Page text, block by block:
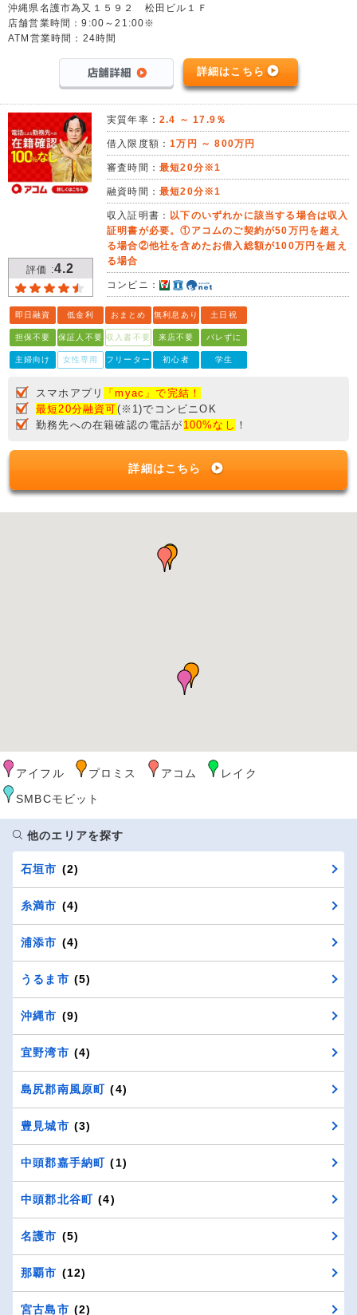
沖縄県名護市為又１５９２ 松田ビル１Ｆ
店舗営業時間：9:00～21:00※
ATM営業時間：24時間
詳細はこちら
評価 :4.2
実質年率： 2.4 ～ 17.9％
借入限度額：1万円 ～ 800万円
審査時間： 最短20分※1
融資時間： 最短20分※1
収入証明書： 以下のいずれかに該当する場合は収入
証明書が必要。①アコムのご契約が50万円を超え
る場合②他社を含めたお借入総額が100万円を超え
る場合
コンビニ：
即日融資 低金利 おまとめ 無利息あり 土日祝
担保不要 保証人不要 収入書不要 来店不要 バレずに
主婦向け 女性専用 フリーター 初心者 学生
スマホアプリ
「myac」で完結！
最短20分融資可(※1)でコンビニOK
勤務先への在籍確認の電話が 100%なし ！
詳細はこちら
アイフル プロミス アコム
レイク
SMBCモビット
他のエリアを探す
石垣市 (2)
糸満市 (4)
浦添市 (4)
うるま市 (5)
沖縄市 (9)
宜野湾市 (4)
島尻郡南風原町 (4)
豊見城市 (3)
中頭郡嘉手納町 (1)
中頭郡北谷町 (4)
名護市 (5)
那覇市 (12)
宮古島市 (2)